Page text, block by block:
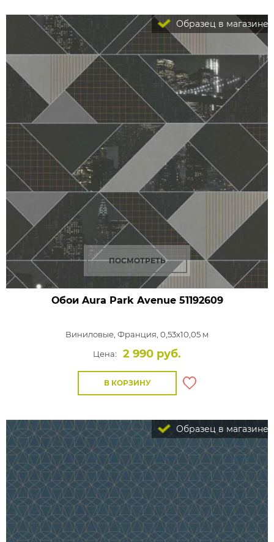
Образец в магазине
ПОСМОТРЕТЬ
Обои Aura Park Avenue51192609
Виниловые, Франция, 0,53x10,05 м
Цена:
2 990 руб.
В КОРЗИНУ
Образец в магазине